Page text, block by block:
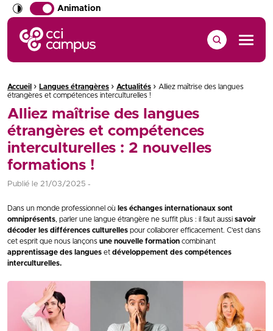
Animation
CCI Campus La formation qui vous ressemble
Menu
Fil d'Ariane :
Accueil › Langues étrangères › Actualités › Alliez maîtrise des langues
étrangères et compétences interculturelles !
Alliez maîtrise des langues
étrangères et compétences
interculturelles : 2 nouvelles
formations !
Publié le 21/03/2025
Dans un monde professionnel où les échanges internationaux sont
omniprésents, parler une langue étrangère ne suffit plus : il faut aussi savoir
décoder les différences culturelles pour collaborer efficacement. C’est dans
cet esprit que nous lançons une nouvelle formation combinant
apprentissage des langues et développement des compétences
interculturelles.